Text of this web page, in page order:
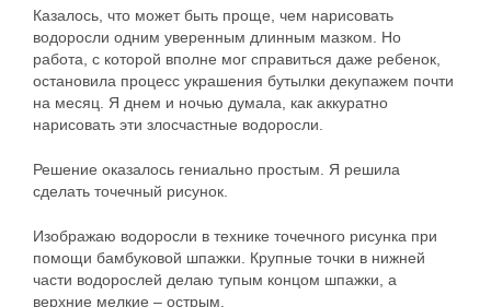
Казалось, что может быть проще, чем нарисовать
водоросли одним уверенным длинным мазком. Но
работа, с которой вполне мог справиться даже ребенок,
остановила процесс украшения бутылки декупажем почти
на месяц. Я днем и ночью думала, как аккуратно
нарисовать эти злосчастные водоросли.
Решение оказалось гениально простым. Я решила
сделать точечный рисунок.
Изображаю водоросли в технике точечного рисунка при
помощи бамбуковой шпажки. Крупные точки в нижней
части водорослей делаю тупым концом шпажки, а
верхние мелкие – острым.